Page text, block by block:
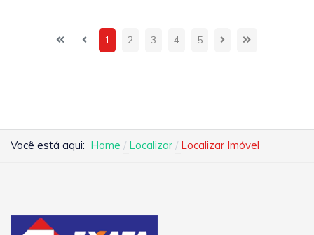
1 2 3 4 5
Você está aqui: Home Localizar Localizar Imóvel